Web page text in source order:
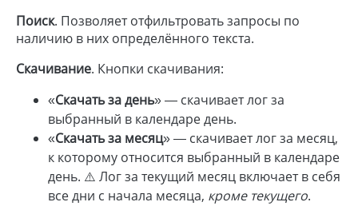
Поиск. Позволяет отфильтровать запросы по
наличию в них определённого текста.
Скачивание. Кнопки скачивания:
«Скачать за день» — скачивает лог за
выбранный в календаре день.
«Скачать за месяц» — скачивает лог за месяц,
к которому относится выбранный в календаре
день. ⚠️ Лог за текущий месяц включает в себя
все дни с начала месяца, кроме текущего.